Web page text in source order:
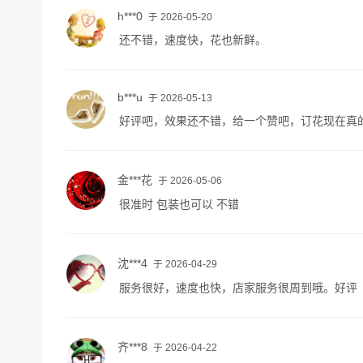
h***0 于 2026-05-20
还不错，速度快，花也新鲜。
b***u 于 2026-05-13
好评吧，效果还不错，给一个赞吧，订花现在真
金***花 于 2026-05-06
很准时 包装也可以 不错
沈***4 于 2026-04-29
服务很好，速度也快，店家服务很周到哦。好评
齐***8 于 2026-04-22